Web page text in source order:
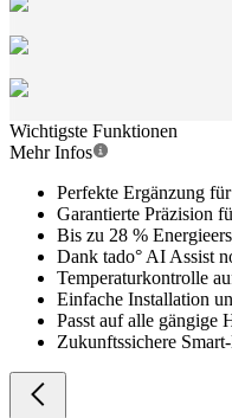
Wichtigste Funktionen
Mehr Infos
Perfekte Ergänzung
Garantierte Präzision
Bis zu 28 %
Dank tado° AI Assist
Temperaturkontrolle
Einfache Installation
Passt auf alle gängige
Zukunftssichere